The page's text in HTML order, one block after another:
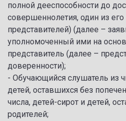
полной дееспособности до
совершеннолетия, один из
представителей) (далее –
уполномоченный ими на
представитель (далее –
доверенности);
- Обучающийся слушатель из
детей, оставшихся без
числа, детей-сирот и детей,
родителей;